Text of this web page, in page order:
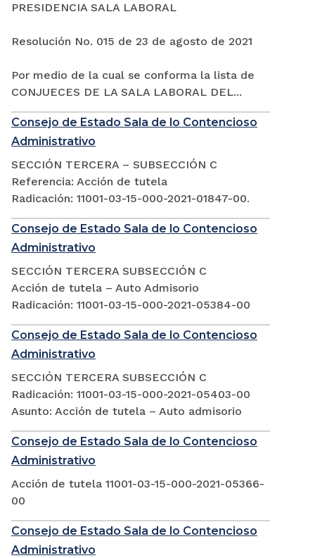
PRESIDENCIA SALA LABORAL
Resolución No. 015 de 23 de agosto de 2021
Por medio de la cual se conforma la lista de
CONJUECES DE LA SALA LABORAL DEL...
Consejo de Estado Sala de lo Contencioso
Administrativo
SECCIÓN TERCERA – SUBSECCIÓN C
Referencia: Acción de tutela
Radicación: 11001-03-15-000-2021-01847-00.
Consejo de Estado Sala de lo Contencioso
Administrativo
SECCIÓN TERCERA SUBSECCIÓN C
Acción de tutela – Auto Admisorio
Radicación: 11001-03-15-000-2021-05384-00
Consejo de Estado Sala de lo Contencioso
Administrativo
SECCIÓN TERCERA SUBSECCIÓN C
Radicación: 11001-03-15-000-2021-05403-00
Asunto: Acción de tutela – Auto admisorio
Consejo de Estado Sala de lo Contencioso
Administrativo
Acción de tutela 11001-03-15-000-2021-05366-
00
Consejo de Estado Sala de lo Contencioso
Administrativo